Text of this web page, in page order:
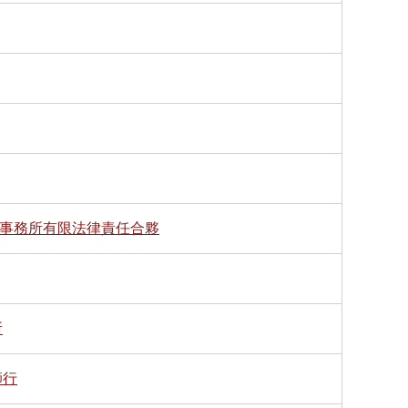
務所有限法律責任合夥